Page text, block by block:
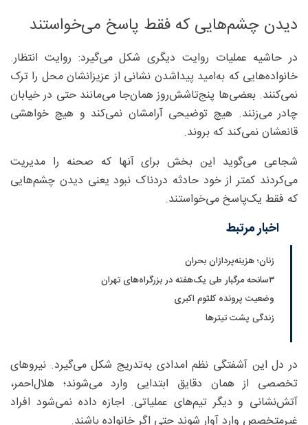
دیدن چشم‌هایی که فقط پاسخ می‌خواستند
در حاشیه عملیات روایت دیگری شکل می‌گیرد: روایت انتظار.
خانواده‌هایی که به‌امید پیداشدن نشانی از عزیزانشان محل را ترک
نمی‌کنند. بعضی‌ها پنج‌تاشش‌روز همان‌جا می‌مانند حتی در خیابان
چادر می‌زنند. هیچ توضیحی آرامشان نمی‌کند و هیچ خواهشی
قانعشان نمی‌کند که بروند.
شجاعی می‌گوید این بخش برای آنها که صحنه را مدیریت
می‌کردند کمتر از خود حادثه دردناک نبود یعنی دیدن چشم‌هایی
که فقط یک‌پاسخ می‌خواستند.
اخبار مرتبط
زنان؛ هزینه‌‎پردازان بحران
۳سانحه مرگبار طی یک‌هفته در بزرگراه‌های تهران
وضعیت پرونده کلثوم اکبری
زندگی پشت تیترها
در دل این آشفتگی نظم امدادی به‌تدریج شکل می‌گیرد. نیروهای
تخصصی از همان دقایق ابتدایی وارد می‌شوند؛ هلال‌احمر،
آتش‌نشانی و دیگر تیم‌های عملیاتی. اجازه داده نمی‌شود افراد
غیرمتخصص وارد آوار شوند حتی اگر خانواده باشند.